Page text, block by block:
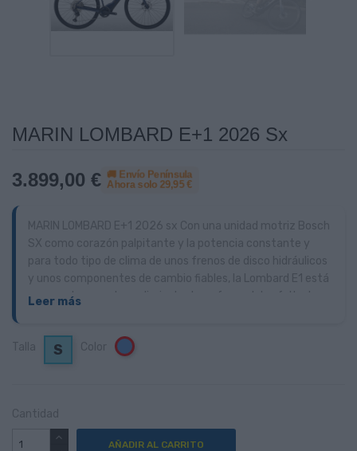
MARIN LOMBARD E+1 2026 Sx
3.899,00 € 🚚 Envío Península
Ahora solo 29,95 €
preparada para el uso diario dentro o fuera del asfalto. Las
inamovible tanto para los desplazamientos diarios por la
ciudad como para pedalear durante horas por el campo.
Leer más
S Azul
AÑADIR AL CARRITO